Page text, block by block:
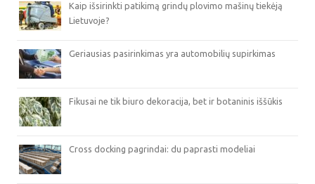
Kaip išsirinkti patikimą grindų plovimo mašinų tiekėją
Lietuvoje?
Geriausias pasirinkimas yra automobilių supirkimas
Fikusai ne tik biuro dekoracija, bet ir botaninis iššūkis
Cross docking pagrindai: du paprasti modeliai